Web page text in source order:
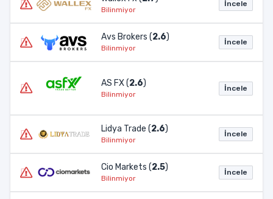
Bilinmiyor
İncele
Avs Brokers (2.6)
Bilinmiyor
İncele
AS FX (2.6)
Bilinmiyor
İncele
Lidya Trade (2.6)
Bilinmiyor
İncele
Cio Markets (2.5)
Bilinmiyor
İncele